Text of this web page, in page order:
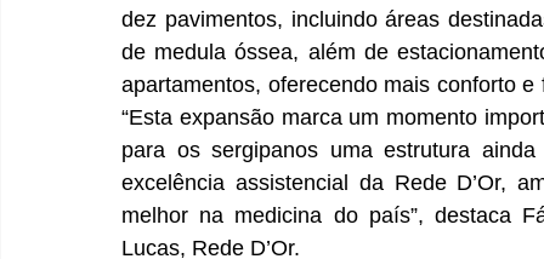
dez pavimentos, incluindo áreas
de medula óssea, além de
apartamentos, oferecendo mais conforto
“Esta expansão marca um momento
para os sergipanos uma estrutura
excelência assistencial da Rede D’Or,
melhor na medicina do país”, destaca
Lucas, Rede D’Or.